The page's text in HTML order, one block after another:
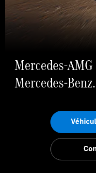
Mercedes-
Mercedes-Benz.